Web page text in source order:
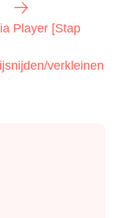
Player [Stap
verkleinen